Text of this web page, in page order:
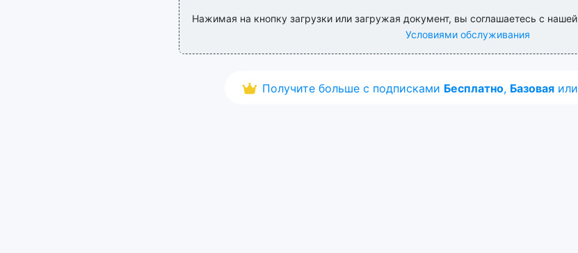
Нажимая на кнопку загрузки или загружая документ, вы соглашаетесь с нашей
Условиями обслуживания
Получите больше с подписками Бесплатно, Базовая или